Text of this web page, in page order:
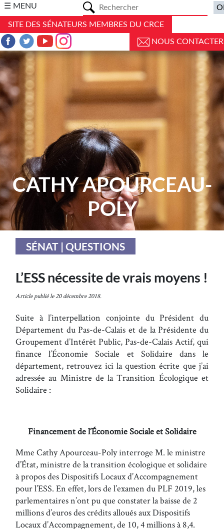
☰ MENU
SITE DES SÉNATEURS MEMBRES DU CRCE
NOUS CONTACTER
CATHY APOURCEAU-
POLY
SÉNAT | QUESTIONS
L’ESS nécessite de vrais moyens !
Article publié le 20 décembre 2018.
Suite à l’interpellation conjointe du Président du
Département du Pas-de-Calais et de la Présidente du
Groupement d’Intérêt Public, Pas-de-Calais Actif, qui
finance l’Économie Sociale et Solidaire dans le
département, retrouvez ici la question écrite que j’ai
adressée au Ministre de la Transition Écologique et
Solidaire :
Financement de l’Économie Sociale et Solidaire
Mme Cathy Apourceau-Poly interroge M. le ministre
d’État, ministre de la transition écologique et solidaire
à propos des Dispositifs Locaux d’Accompagnement
pour l’ESS. En effet, lors de l’examen du PLF 2019, les
parlementaires n’ont pu que constater la baisse de 2
millions d’euros des crédits alloués aux Dispositifs
Locaux d’Accompagnement, de 10, 4 millions à 8,4.